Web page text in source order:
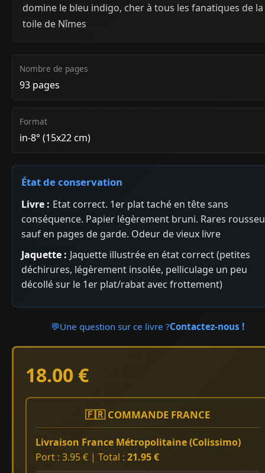
domine le bleu indigo, cher à tous les fanatiques de la
toile de Nîmes
Nombre de pages
93 pages
Format
in-8° (15x22 cm)
État de conservation
Livre : Etat correct. 1er plat taché en tête sans
conséquence. Papier légèrement bruni. Rares
sauf en pages de garde. Odeur de vieux livre
Jaquette : Jaquette illustrée en état correct (petites
déchirures, légèrement insolée, pelliculage un peu
décollé sur le 1er plat/rabat avec frottement)
💬Une question sur ce livre ?Contactez-nous !
18.00 €
🇫🇷 COMMANDE FRANCE
Livraison France Métropolitaine (Colissimo)
Port : 3.95 € | Total : 21.95 €